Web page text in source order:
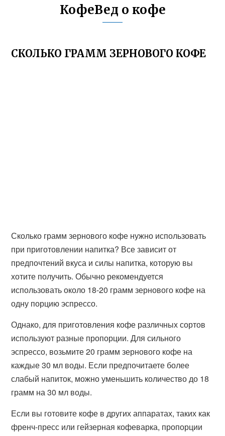
КофеВед о кофе
СКОЛЬКО ГРАММ ЗЕРНОВОГО КОФЕ
Сколько грамм зернового кофе нужно использовать
при приготовлении напитка? Все зависит от
предпочтений вкуса и силы напитка, которую вы
хотите получить. Обычно рекомендуется
использовать около 18-20 грамм зернового кофе на
одну порцию эспрессо.
Однако, для приготовления кофе различных сортов
используют разные пропорции. Для сильного
эспрессо, возьмите 20 грамм зернового кофе на
каждые 30 мл воды. Если предпочитаете более
слабый напиток, можно уменьшить количество до 18
грамм на 30 мл воды.
Если вы готовите кофе в других аппаратах, таких как
френч-пресс или гейзерная кофеварка, пропорции